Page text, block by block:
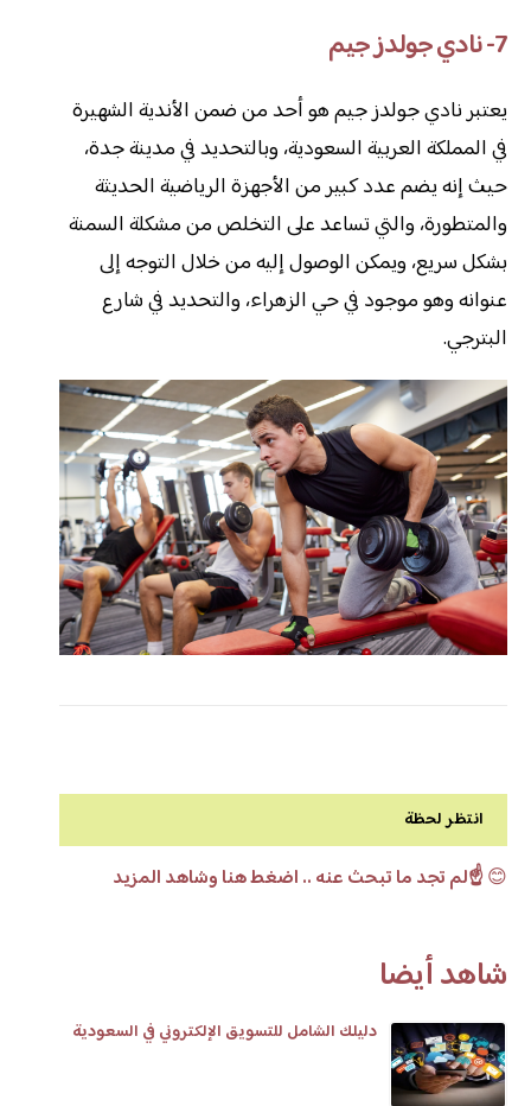
7- نادي جولدز جيم
يعتبر نادي جولدز جيم هو أحد من ضمن الأندية الشهيرة
في المملكة العربية السعودية، وبالتحديد في مدينة جدة،
حيث إنه يضم عدد كبير من الأجهزة الرياضية الحديثة
والمتطورة، والتي تساعد على التخلص من مشكلة السمنة
بشكل سريع، ويمكن الوصول إليه من خلال التوجه إلى
عنوانه وهو موجود في حي الزهراء، والتحديد في شارع
البترجي.
انتظر لحظة
😊☝️لم تجد ما تبحث عنه .. اضغط هنا وشاهد المزيد
شاهد أيضا
دليلك الشامل للتسويق الإلكتروني في السعودية